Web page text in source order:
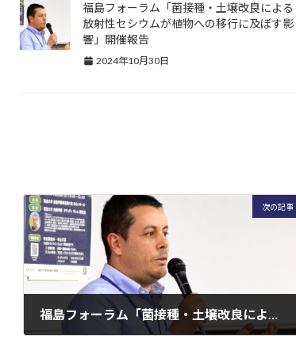
福島フォーラム「菌接種・土壌改良による
放射性セシウムが植物への移行に及ぼす影
響」開催報告
2024年10月30日
次の記事